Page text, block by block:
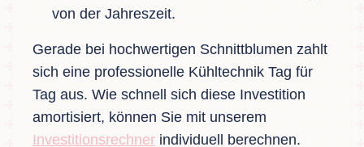
von der Jahreszeit.
Gerade bei hochwertigen Schnittblumen zahlt
sich eine professionelle Kühltechnik Tag für
Tag aus. Wie schnell sich diese Investition
amortisiert, können Sie mit unserem
Investitionsrechner individuell berechnen.